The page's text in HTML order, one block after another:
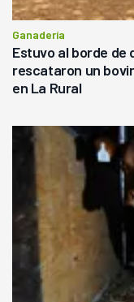
Ganadería
Estuvo al borde de
rescataron un
en La Rural